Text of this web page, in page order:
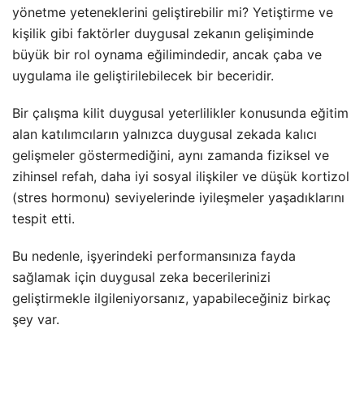
yönetme yeteneklerini geliştirebilir mi? Yetiştirme ve
kişilik gibi faktörler duygusal zekanın gelişiminde
büyük bir rol oynama eğilimindedir, ancak çaba ve
uygulama ile geliştirilebilecek bir beceridir.
Bir çalışma kilit duygusal yeterlilikler konusunda eğitim
alan katılımcıların yalnızca duygusal zekada kalıcı
gelişmeler göstermediğini, aynı zamanda fiziksel ve
zihinsel refah, daha iyi sosyal ilişkiler ve düşük kortizol
(stres hormonu) seviyelerinde iyileşmeler yaşadıklarını
tespit etti.
Bu nedenle, işyerindeki performansınıza fayda
sağlamak için duygusal zeka becerilerinizi
geliştirmekle ilgileniyorsanız, yapabileceğiniz birkaç
şey var.